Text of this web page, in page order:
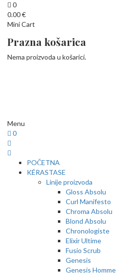
0
0.00€
Mini Cart
Prazna košarica
Nema proizvoda u košarici.
Menu
0
POČETNA
KÉRASTASE
Linije proizvoda
Gloss Absolu
Curl Manifesto
Chroma Absolu
Blond Absolu
Chronologiste
Elixir Ultime
Fusio Scrub
Genesis
Genesis Homme